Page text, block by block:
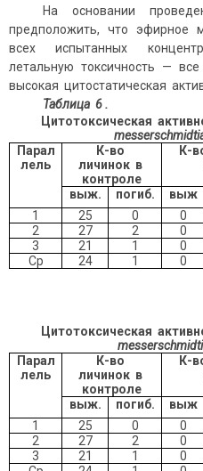
На основании
предположить, что эфирное
всех испытанных
летальную токсичность —
высокая цитостатическая
Таблица 6.
Цитотоксическая
Парал
лель
К-во
личинок в
контроле
К-
выж. погиб. выж
1
25 0 0
2
27 2 0
3
21 1 0
Ср
24 1 0
Цитотоксическая
Парал
лель
К-во
личинок в
контроле
К-
выж. погиб. выж
1
25 0 0
2
27 2 0
3
21 1 0